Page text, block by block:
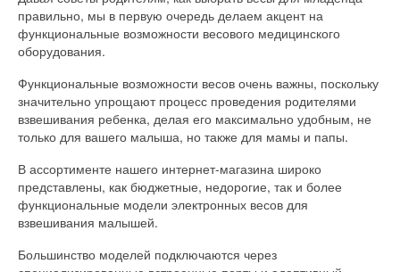
правильно, мы в первую очередь делаем акцент на
функциональные возможности весового медицинского
оборудования.
Функциональные возможности весов очень важны, поскольку
значительно упрощают процесс проведения родителями
взвешивания ребенка, делая его максимально удобным, не
только для вашего малыша, но также для мамы и папы.
В ассортименте нашего интернет-магазина широко
представлены, как бюджетные, недорогие, так и более
функциональные модели электронных весов для
взвешивания малышей.
Большинство моделей подключаются через